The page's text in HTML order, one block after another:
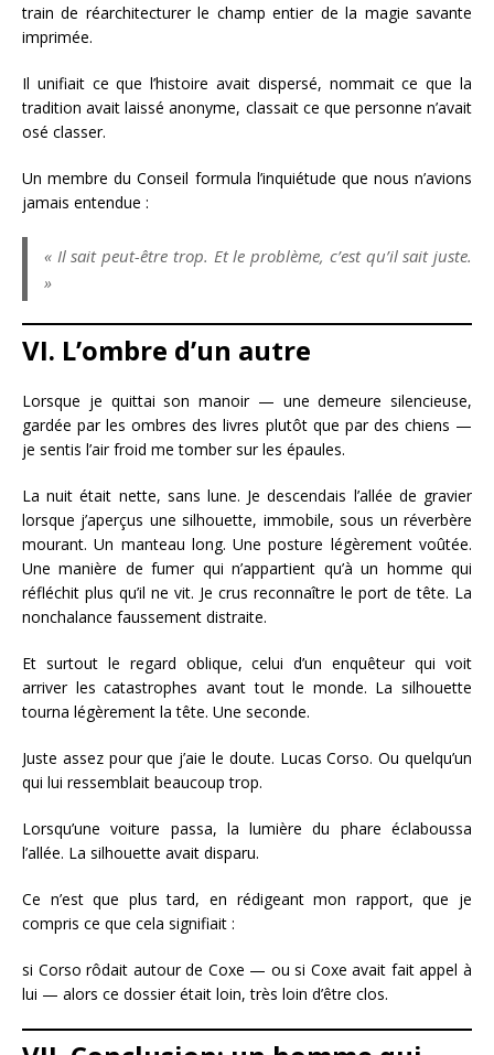
train de réarchitecturer le champ entier de la magie savante
imprimée.
Il unifiait ce que l’histoire avait dispersé, nommait ce que la
tradition avait laissé anonyme, classait ce que personne n’avait
osé classer.
Un membre du Conseil formula l’inquiétude que nous n’avions
jamais entendue :
« Il sait peut-être trop. Et le problème, c’est qu’il sait juste.
»
VI. L’ombre d’un autre
Lorsque je quittai son manoir — une demeure silencieuse,
gardée par les ombres des livres plutôt que par des chiens —
je sentis l’air froid me tomber sur les épaules.
La nuit était nette, sans lune. Je descendais l’allée de gravier
lorsque j’aperçus une silhouette, immobile, sous un réverbère
mourant. Un manteau long. Une posture légèrement voûtée.
Une manière de fumer qui n’appartient qu’à un homme qui
réfléchit plus qu’il ne vit. Je crus reconnaître le port de tête. La
nonchalance faussement distraite.
Et surtout le regard oblique, celui d’un enquêteur qui voit
arriver les catastrophes avant tout le monde. La silhouette
tourna légèrement la tête. Une seconde.
Juste assez pour que j’aie le doute. Lucas Corso. Ou quelqu’un
qui lui ressemblait beaucoup trop.
Lorsqu’une voiture passa, la lumière du phare éclaboussa
l’allée. La silhouette avait disparu.
Ce n’est que plus tard, en rédigeant mon rapport, que je
compris ce que cela signifiait :
si Corso rôdait autour de Coxe — ou si Coxe avait fait appel à
lui — alors ce dossier était loin, très loin d’être clos.